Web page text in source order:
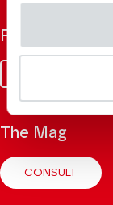
Follow us
The Mag
CONSULT